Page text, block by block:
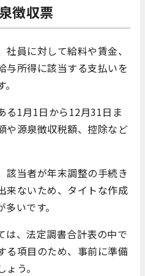
徴収票
員に対して給料や賃金、
与所得に該当する支払いを
る1月1日から12月31日ま
や源泉徴収税額、控除など
該当者が年末調整の手続き
来ないため、タイトな作成
いです。
は、法定調書合計表の中で
る項目のため、事前に準備
う。